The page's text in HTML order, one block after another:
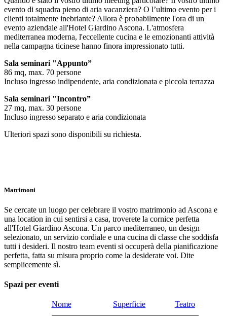
evento di squadra pieno di aria vacanziera? O l’ultimo evento per i
clienti totalmente inebriante? Allora è probabilmente l'ora di un
evento aziendale all'Hotel Giardino Ascona. L'atmosfera
mediterranea moderna, l'eccellente cucina e le emozionanti attività
nella campagna ticinese hanno finora impressionato tutti.
Sala seminari "Appunto”
86 mq, max. 70 persone
Incluso ingresso indipendente, aria condizionata e piccola terrazza
Sala seminari "Incontro”
27 mq, max. 30 persone
Incluso ingresso separato e aria condizionata
Ulteriori spazi sono disponibili su richiesta.
Matrimoni
Se cercate un luogo per celebrare il vostro matrimonio ad Ascona e
una location in cui sentirsi a casa, troverete la cornice perfetta
all'Hotel Giardino Ascona. Un parco mediterraneo, un design
selezionato, un servizio cordiale e una cucina di classe che soddisfa
tutti i desideri. Il nostro team eventi si occuperà della pianificazione
perfetta, fatta su misura proprio come la desiderate voi. Dite
semplicemente sì.
Spazi per eventi
Nome Superficie Teatro